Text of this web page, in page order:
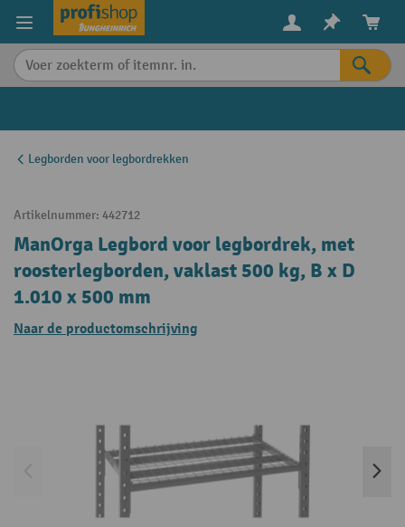
content
Legborden voor legbordrekken
Artikelnummer: 442712
ManOrga Legbord voor legbordrek, met
roosterlegborden, vaklast 500 kg, B x D
1.010 x 500 mm
Naar de productomschrijving